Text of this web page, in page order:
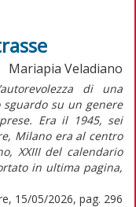
Mariapia Veladiano
di una
su un genere
Era il 1945, sei
Milano era al centro
XXIII del calendario
in ultima pagina,
15/05/2026, pag. 296